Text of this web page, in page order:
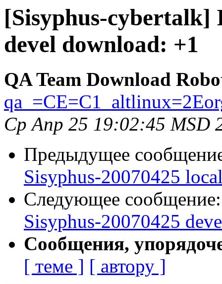
[Sisyphus-cybertalk]
devel download: +1
QA Team Download
Ср Апр 25 19:02:45 MSD
Предыдущее
Sisyphus-20070425
Следующее
Sisyphus-20070425
Сообщения,
[ теме ] [ автору ]